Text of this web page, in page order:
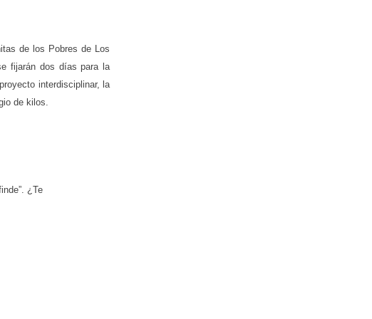
de los Pobres de Los
fijarán dos días para la
interdisciplinar, la
de kilos.
¿Te